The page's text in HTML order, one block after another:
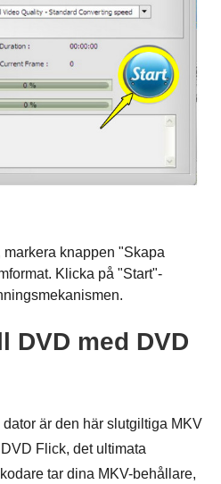
knappen "Skapa
Klicka på "Start"-
DVD med DVD
är den här slutgiltiga MKV
Flick, det ultimata
tar dina MKV-behållare,